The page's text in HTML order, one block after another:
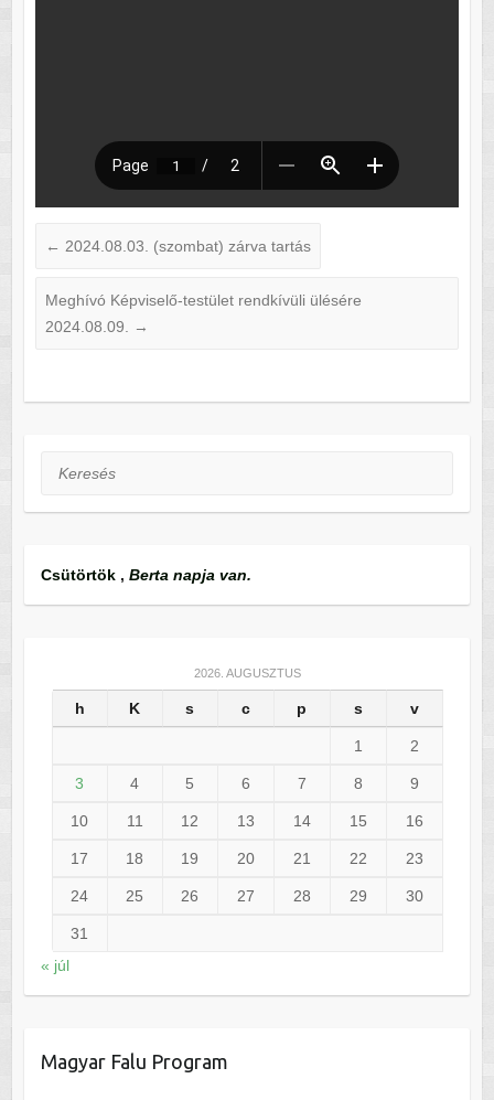
← 2024.08.03. (szombat) zárva tartás
Meghívó Képviselő-testület rendkívüli ülésére
2024.08.09.
→
Keresés
Csütörtök , Berta napja van.
2026. AUGUSZTUS
h K s c p s v
1 2
3 4 5 6 7 8 9
10 11 12 13 14 15 16
17 18 19 20 21 22 23
24 25 26 27 28 29 30
31
« júl
Magyar Falu Program